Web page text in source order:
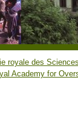
royale des
Academy for